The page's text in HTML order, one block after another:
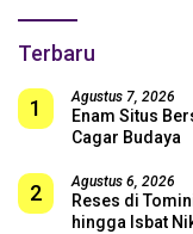
Terbaru
1 Agustus 7, 2026
Enam Situs
Cagar Budaya
2 Agustus 6, 2026
Reses di
hingga Isbat